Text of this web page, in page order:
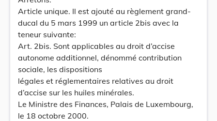
Article unique. Il est ajouté au règlement grand-
ducal du 5 mars 1999 un article 2bis avec la
teneur suivante:
Art. 2bis. Sont applicables au droit d’accise
autonome additionnel, dénommé contribution
sociale, les dispositions
légales et réglementaires relatives au droit
d’accise sur les huiles minérales.
Le Ministre des Finances, Palais de Luxembourg,
le 18 octobre 2000.